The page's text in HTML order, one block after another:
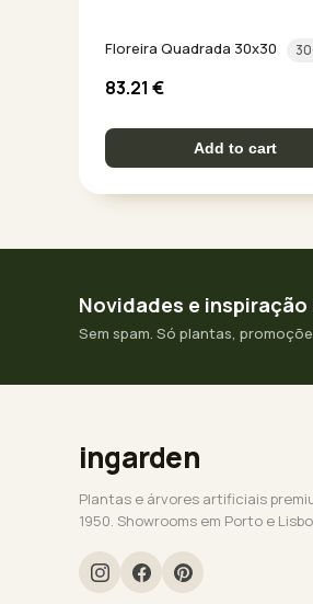
Floreira Quadrada 30x30
83.21 €
Add to cart
Novidades e
Sem spam. Só plantas,
ingarden
Plantas e árvores artificiais
1950. Showrooms em Porto e